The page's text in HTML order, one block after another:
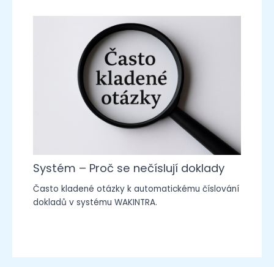
Systém – Proč se nečíslují doklady
Často kladené otázky k automatickému číslování
dokladů v systému WAKINTRA.